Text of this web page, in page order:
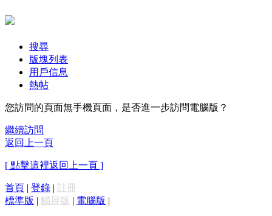
搜尋
版塊列表
用戶信息
熱帖
您訪問的頁面無手機頁面，是否進一步訪問電腦版？
繼續訪問
返回上一頁
[ 點擊這裡返回上一頁 ]
首頁 | 登錄 | 註冊
標準版 | 觸屏版 | 電腦版 |